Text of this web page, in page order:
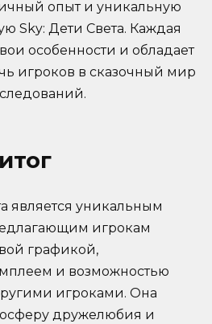
опыт и уникальную
Sky: Дети Света. Каждая
особенности и обладает
игроков в сказочный мир
является уникальным
игрокам
графикой,
и возможностью
игроками. Она
дружелюбия и